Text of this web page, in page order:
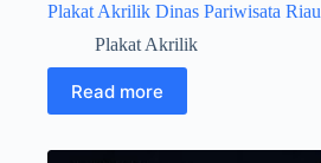
Plakat Akrilik Dinas Pariwisata Riau
Plakat Akrilik
Read more